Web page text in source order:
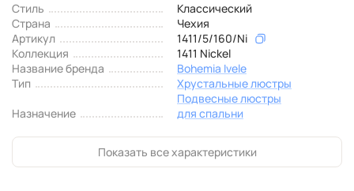
Стиль
Классический
Страна
Чехия
Артикул
1411/5/160/Ni
Коллекция
1411 Nickel
Название бренда
Bohemia Ivele
Тип
Хрустальные люстры
Подвесные люстры
Назначение
для спальни
Показать все характеристики